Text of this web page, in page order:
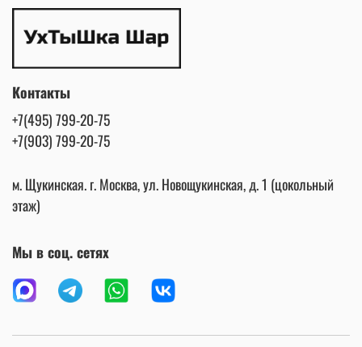
Контакты
+7(495) 799-20-75
+7(903) 799-20-75
м. Щукинская. г. Москва, ул. Новощукинская, д. 1 (цокольный
этаж)
Мы в соц. сетях